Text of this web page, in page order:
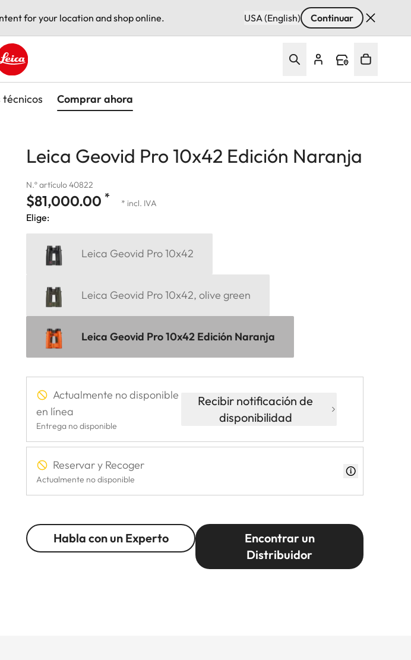
for your location and shop online. USA (English) Continuar
logo - Home
técnicos Comprar ahora
Leica Geovid Pro 10x42 Edición Naranja
N.º artículo 40822
$81,000.00 * * incl. IVA
Elige:
Leica Geovid Pro 10x42
Leica Geovid Pro 10x42, olive green
Leica Geovid Pro 10x42 Edición Naranja
Actualmente no disponible
en línea
Entrega no disponible
Recibir notificación de
disponibilidad
Reservar y Recoger
Actualmente no disponible
Habla con un Experto
Encontrar un
Distribuidor